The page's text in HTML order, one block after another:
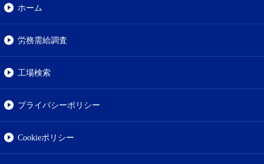
ホーム
労務需給調査
工場検索
プライバシーポリシー
Cookieポリシー